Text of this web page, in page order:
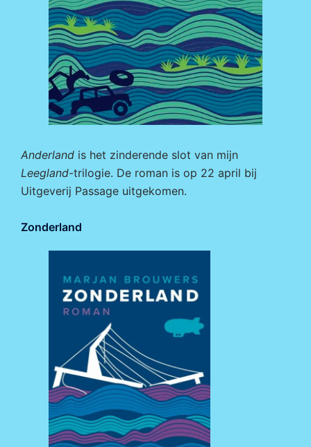
Anderland is het zinderende slot van mijn
Leegland-trilogie. De roman is op 22 april bij
Uitgeverij Passage uitgekomen.
Zonderland